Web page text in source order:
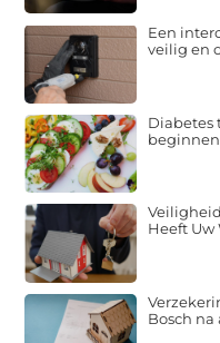
Een
veilig en
Diabetes
Heeft Uw
Bosch